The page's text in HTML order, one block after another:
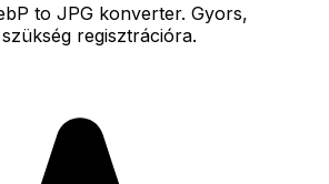
to JPG konverter. Gyors,
regisztrációra.